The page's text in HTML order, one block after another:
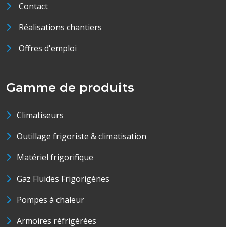
Contact
Réalisations chantiers
Offres d'emploi
Gamme de produits
Climatiseurs
Outillage frigoriste & climatisation
Matériel frigorifique
Gaz Fluides Frigorigènes
Pompes à chaleur
Armoires réfrigérées